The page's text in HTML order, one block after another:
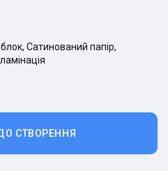
блок, Сатинований папір,
СТВОРЕННЯ